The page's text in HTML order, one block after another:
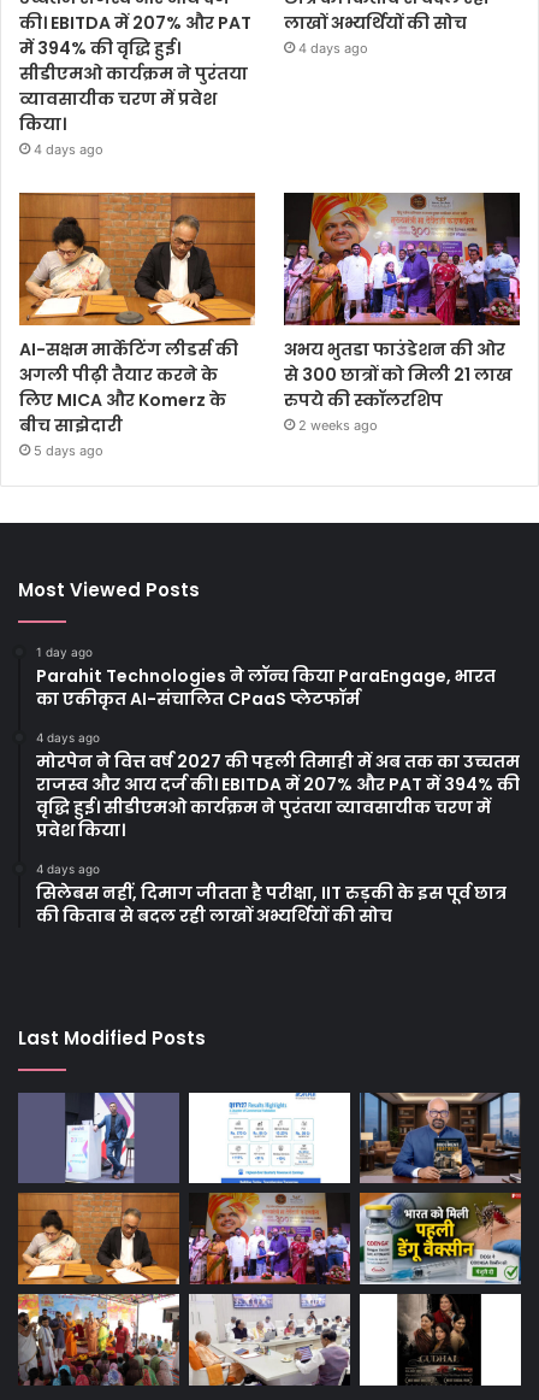
की। EBITDA में 207% और PAT
में 394% की वृद्धि हुई।
सीडीएमओ कार्यक्रम ने पुरंतया
व्यावसायीक चरण में प्रवेश
किया।
4 days ago
लाखों अभ्यर्थियों की सोच
4 days ago
AI-सक्षम मार्केटिंग लीडर्स की
अगली पीढ़ी तैयार करने के
लिए MICA और Komerz के
बीच साझेदारी
5 days ago
अभय भुतडा फाउंडेशन की ओर
से 300 छात्रों को मिली 21 लाख
रुपये की स्कॉलरशिप
2 weeks ago
Most Viewed Posts
1 day ago
Parahit Technologies ने लॉन्च किया ParaEngage, भारत
का एकीकृत AI-संचालित CPaaS प्लेटफॉर्म
4 days ago
मोरपेन ने वित्त वर्ष 2027 की पहली तिमाही में अब तक का उच्चतम
राजस्व और आय दर्ज की। EBITDA में 207% और PAT में 394% की
वृद्धि हुई। सीडीएमओ कार्यक्रम ने पुरंतया व्यावसायीक चरण में
प्रवेश किया।
4 days ago
सिलेबस नहीं, दिमाग जीतता है परीक्षा, IIT रुड़की के इस पूर्व छात्र
की किताब से बदल रही लाखों अभ्यर्थियों की सोच
Last Modified Posts